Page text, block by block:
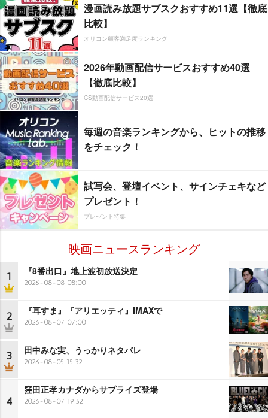
漫画読み放題サブスクおすすめ11選【徹底
比較】
オリコン顧客満足度ランキング
2026年動画配信サービスおすすめ40選
【徹底比較】
CS動画配信サービス20選
毎週の音楽ランキングから、ヒットの推移
をチェック！
試写会、登壇イベント、サインチェキなど
プレゼント！
プレゼント特集
映画ニュースランキング
1 『8番出口』地上波初放送決定
2026-08-08 08:00
2 『耳すま』『アリエッティ』IMAXで
2026-08-07 07:00
3 田中みな実、うっかりネタバレ
2026-08-05 15:32
4
窪田正孝カナダからサプライズ登場
2026-08-07 19:52